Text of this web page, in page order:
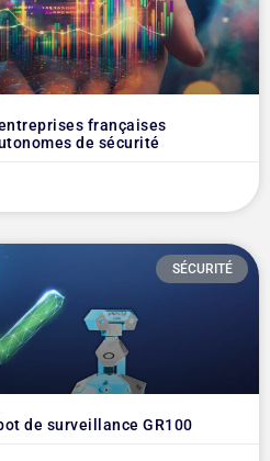
françaises
de sécurité
SÉCURITÉ
de surveillance GR100